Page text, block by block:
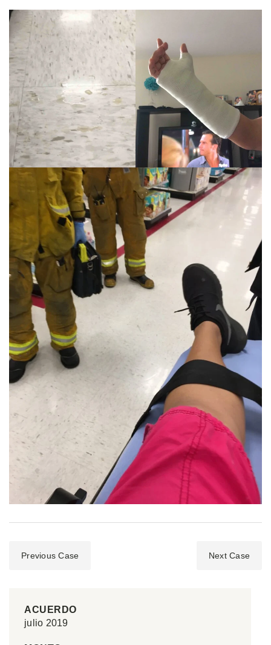
Previous Case Next Case
ACUERDO
julio 2019